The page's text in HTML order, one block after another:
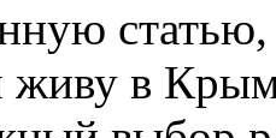
статью,
в